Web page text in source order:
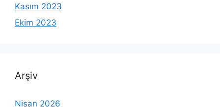
Kasım 2023
Ekim 2023
Arşiv
Nisan 2026